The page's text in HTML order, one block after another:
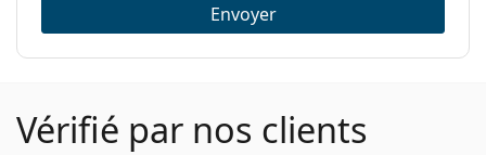
Envoyer
Vérifié par nos clients